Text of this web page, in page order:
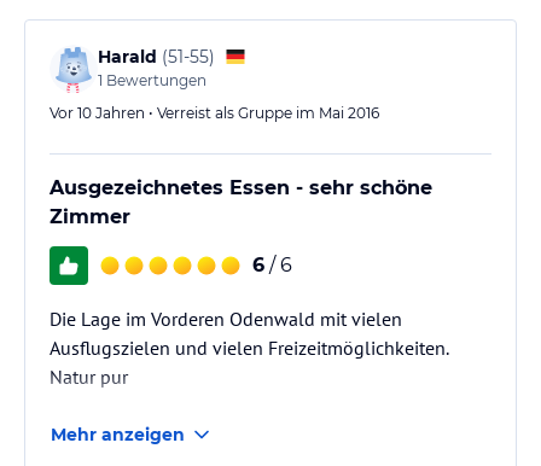
Harald (51-55)
1 Bewertungen
Vor 10 Jahren • Verreist als Gruppe im Mai 2016
Ausgezeichnetes Essen - sehr schöne
Zimmer
6 / 6
Die Lage im Vorderen Odenwald mit vielen
Ausflugszielen und vielen Freizeitmöglichkeiten.
Natur pur
Mehr anzeigen